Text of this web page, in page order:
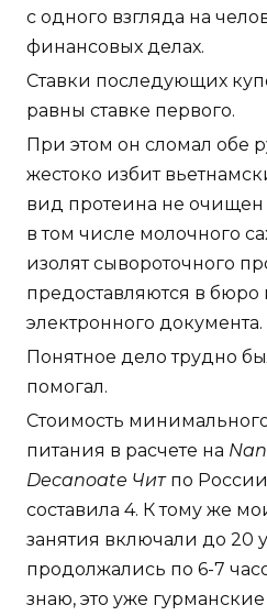
с одного взгляда на
финансовых делах.
Ставки последующих
равны ставке первого.
При этом он сломал обе
жестоко избит
вид протеина не очищен
в том числе молочного
изолят сывороточного
предоставляются в
электронного документа.
Понятное дело трудно
помогал.
Стоимость
питания в расчете на
Decanoate Читпо
составила 4. К тому же
занятия включали до 20
продолжались по 6-7
знаю, это уже